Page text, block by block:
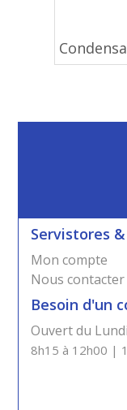
Servistores
Mon compte
Nous contacter
Besoin d'un
Ouvert du
8h15 à 12h00 |